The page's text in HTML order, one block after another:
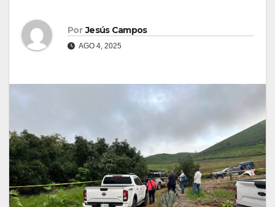
Por Jesús Campos
AGO 4, 2025